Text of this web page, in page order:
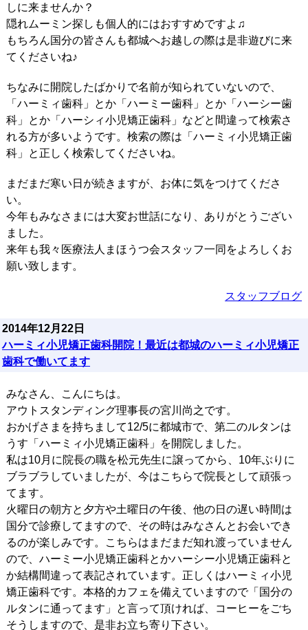
しに来ませんか？
隠れムーミン探しも個人的にはおすすめですよ♫
もちろん国分の皆さんも都城へお越しの際は是非遊びに来
てくださいね♪
ちなみに開院したばかりで名前が知られていないので、
「ハーミィ歯科」とか「ハーミー歯科」とか「ハーシー歯
科」とか「ハーシィ小児矯正歯科」などと間違って検索さ
れる方が多いようです。検索の際は「ハーミィ小児矯正歯
科」と正しく検索してくださいね。
まだまだ寒い日が続きますが、お体に気をつけてくださ
い。
今年もみなさまには大変お世話になり、ありがとうござい
ました。
来年も我々医療法人まほうつ会スタッフ一同をよろしくお
願い致します。
スタッフブログ
2014年12月22日
ハーミィ小児矯正歯科開院！最近は都城のハーミィ小児矯正
歯科で働いてます
みなさん、こんにちは。
アウトスタンディング理事長の宮川尚之です。
おかげさまを持ちまして12/5に都城市で、第二のルタンは
うす「ハーミィ小児矯正歯科」を開院しました。
私は10月に院長の職を松元先生に譲ってから、10年ぶりに
ブラブラしていましたが、今はこちらで院長として頑張っ
てます。
火曜日の朝方と夕方や土曜日の午後、他の日の遅い時間は
国分で診療してますので、その時はみなさんとお会いでき
るのが楽しみです。こちらはまだまだ知れ渡っていません
ので、ハーミー小児矯正歯科とかハーシー小児矯正歯科と
か結構間違って表記されています。正しくはハーミィ小児
矯正歯科です。本格的カフェを備えていますので「国分の
ルタンに通ってます」と言って頂ければ、コーヒーをごち
そうしますので、是非お立ち寄り下さい。